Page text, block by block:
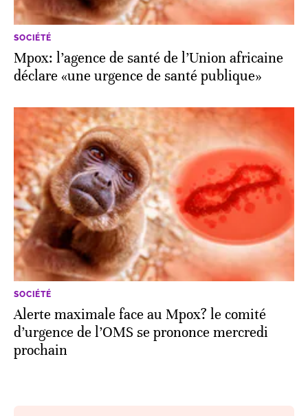
SOCIÉTÉ
Mpox: l’agence de santé de l’Union africaine
déclare «une urgence de santé publique»
SOCIÉTÉ
Alerte maximale face au Mpox? le comité
d’urgence de l’OMS se prononce mercredi
prochain